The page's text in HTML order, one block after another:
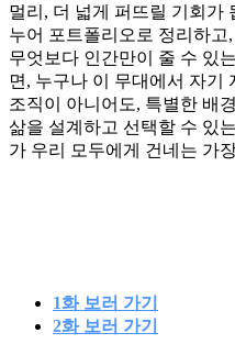
멀리, 더 넓게 퍼뜨릴 기회가
누어 포트폴리오로 정리하
무엇보다 인간만이 줄 수 있
면, 누구나 이 무대에서 자기
조직이 아니어도, 특별한 배
삶을 설계하고 선택할 수 있
가 우리 모두에게 건네는 가
1화 보러 가기
2화 보러 가기